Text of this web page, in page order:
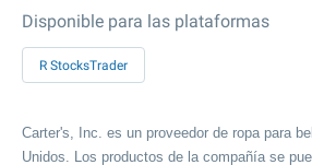
Disponible para las plataformas
R StocksTrader
Carter's, Inc. es un proveedor de ropa para
Unidos. Los productos de la compañía se